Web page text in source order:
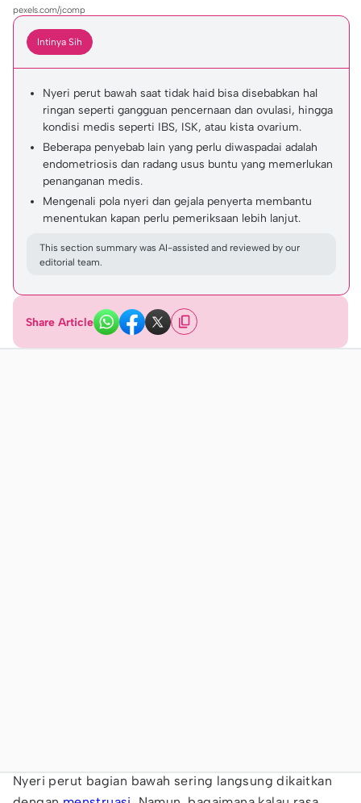
pexels.com/jcomp
Intinya Sih
Nyeri perut bawah saat tidak haid bisa disebabkan hal
ringan seperti gangguan pencernaan dan ovulasi, hingga
kondisi medis seperti IBS, ISK, atau kista ovarium.
Beberapa penyebab lain yang perlu diwaspadai adalah
endometriosis dan radang usus buntu yang memerlukan
penanganan medis.
Mengenali pola nyeri dan gejala penyerta membantu
menentukan kapan perlu pemeriksaan lebih lanjut.
This section summary was AI-assisted and reviewed by our
editorial team.
Share Article
Nyeri perut bagian bawah sering langsung dikaitkan